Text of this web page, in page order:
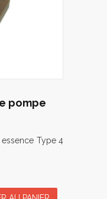
pompe
Type 4